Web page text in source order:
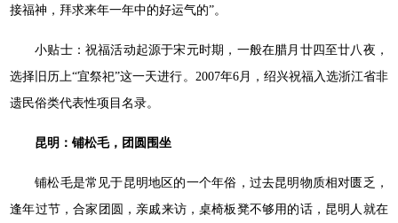
接福神，拜求来年一年中的好运气的”。
小贴士：祝福活动起源于宋元时期，一般在腊月廿四至廿八夜，
选择旧历上“宜祭祀”这一天进行。2007年6月，绍兴祝福入选浙江省非
遗民俗类代表性项目名录。
昆明：铺松毛，团圆围坐
铺松毛是常见于昆明地区的一个年俗，过去昆明物质相对匮乏，
逢年过节，合家团圆，亲戚来访，桌椅板凳不够用的话，昆明人就在